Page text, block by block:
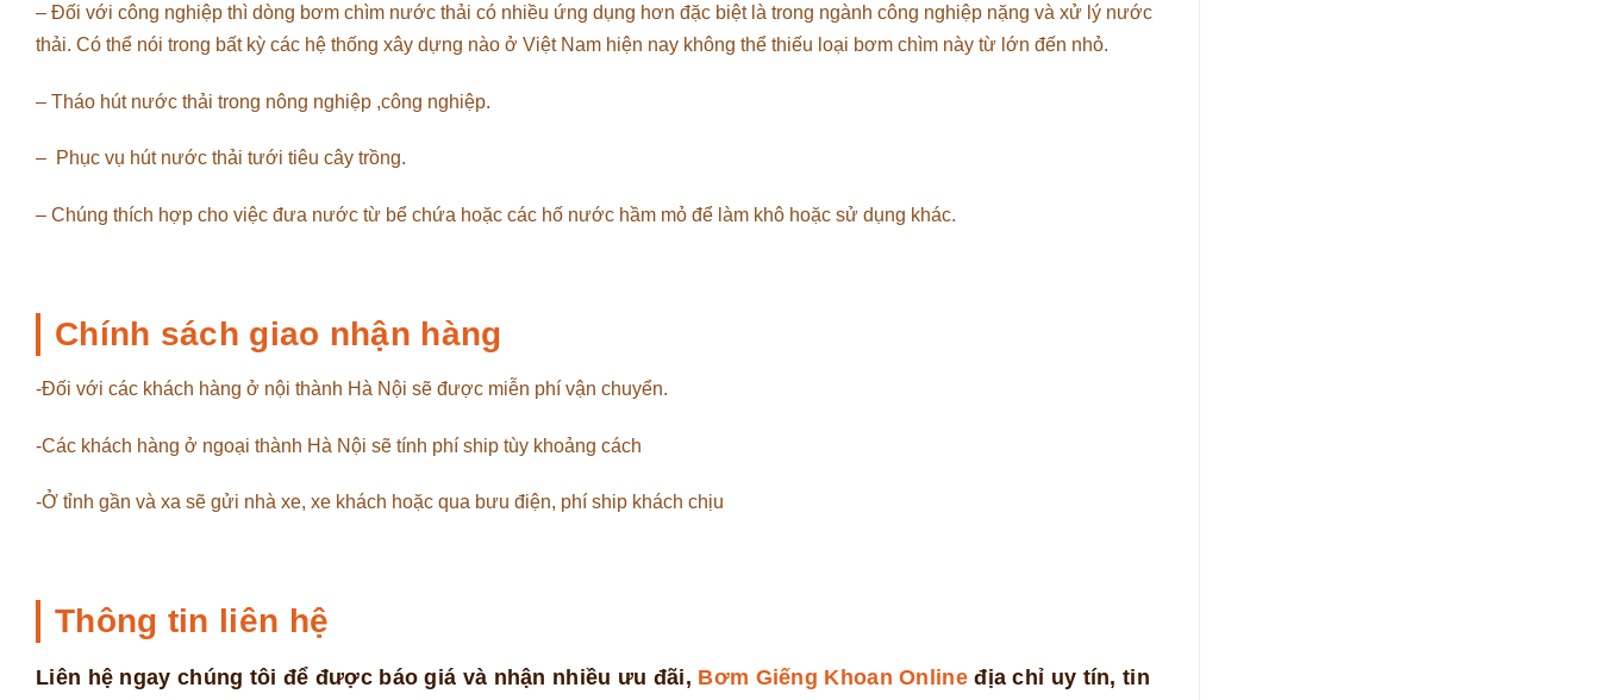
– Đối với công nghiệp thì dòng bơm chìm nước thải có nhiều ứng dụng hơn đặc biệt là trong ngành công nghiệp nặng và xử lý nước
thải. Có thể nói trong bất kỳ các hệ thống xây dựng nào ở Việt Nam hiện nay không thể thiếu loại bơm chìm này từ lớn đến nhỏ.
– Tháo hút nước thải trong nông nghiệp ,công nghiệp.
– Phục vụ hút nước thải tưới tiêu cây trồng.
– Chúng thích hợp cho việc đưa nước từ bể chứa hoặc các hố nước hầm mỏ để làm khô hoặc sử dụng khác.
Chính sách giao nhận hàng
-Đối với các khách hàng ở nội thành Hà Nội sẽ được miễn phí vận chuyển.
-Các khách hàng ở ngoại thành Hà Nội sẽ tính phí ship tùy khoảng cách
-Ở tỉnh gần và xa sẽ gửi nhà xe, xe khách hoặc qua bưu điện, phí ship khách chịu
Thông tin liên hệ
Liên hệ ngay chúng tôi để được báo giá và nhận nhiều ưu đãi, Bơm Giếng Khoan Onlineđịa chỉ uy tín, tin